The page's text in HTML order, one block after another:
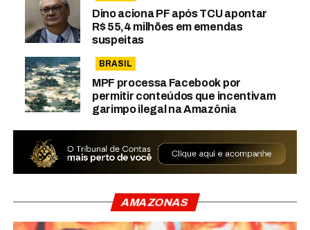
Dino aciona PF após TCU apontar
R$ 55,4 milhões em emendas
suspeitas
BRASIL
MPF processa Facebook por
permitir conteúdos que incentivam
garimpo ilegal na Amazônia
AMAZONAS